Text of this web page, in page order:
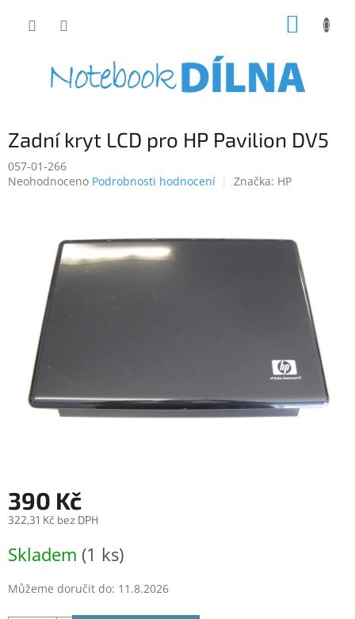
Zadní kryt LCD pro HP Pavilion DV5
057-01-266
Průměrné
hvězdiček.
Neohodnoceno Podrobnosti hodnocení Značka: HP
390 Kč
322,31 Kč bez DPH
cena:
Skladem (1 ks)
Můžeme doručit do: 11.8.2026